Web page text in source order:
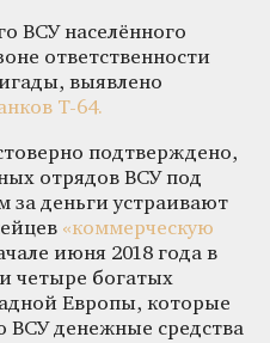
ВСУ населённого
ответственности
выявлено
Т-64.
подтверждено,
отрядов ВСУ под
за деньги устраивают
«коммерческую
июня 2018 года в
четыре богатых
Европы, которые
ВСУ денежные средства